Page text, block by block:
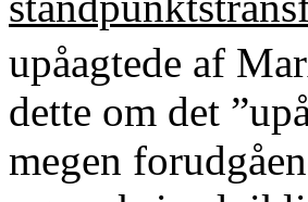
upåagtede af
dette om det
megen